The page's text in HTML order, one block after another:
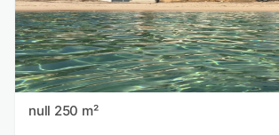
null 250 m²